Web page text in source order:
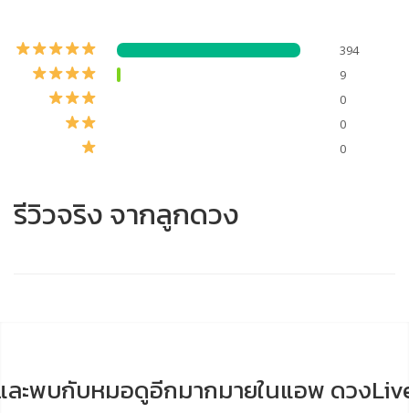
394
9
0
0
0
รีวิวจริง จากลูกดวง
ละพบกับหมอดูอีกมากมายในแอพ ดวง